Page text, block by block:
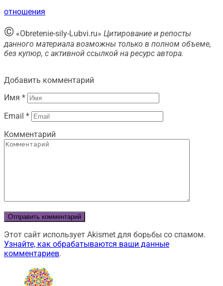
отношения
© «Obretenie-sily-Lubvi.ru» Цитирование и репосты
данного материала возможны только в полном объеме,
без купюр, с активной ссылкой на ресурс автора.
Добавить комментарий
Имя *
Email *
Комментарий
Этот сайт использует Akismet для борьбы со спамом.
Узнайте, как обрабатываются ваши данные
комментариев.